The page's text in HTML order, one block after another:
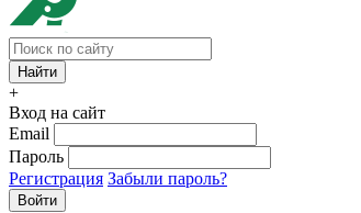
+
Вход на сайт
Email
Пароль
Регистрация Забыли пароль?
Войти